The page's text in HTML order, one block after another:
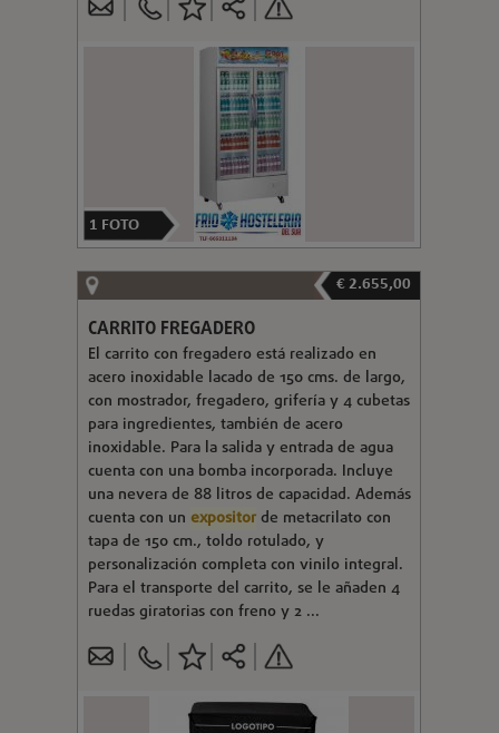
1 FOTO
€ 2.655,00
CARRITO FREGADERO
El carrito con fregadero está realizado en
acero inoxidable lacado de 150 cms. de largo,
con mostrador, fregadero, grifería y 4 cubetas
para ingredientes, también de acero
inoxidable. Para la salida y entrada de agua
cuenta con una bomba incorporada. Incluye
una nevera de 88 litros de capacidad. Además
cuenta con un expositorde metacrilato con
tapa de 150 cm., toldo rotulado, y
personalización completa con vinilo integral.
Para el transporte del carrito, se le añaden 4
ruedas giratorias con freno y 2 ...